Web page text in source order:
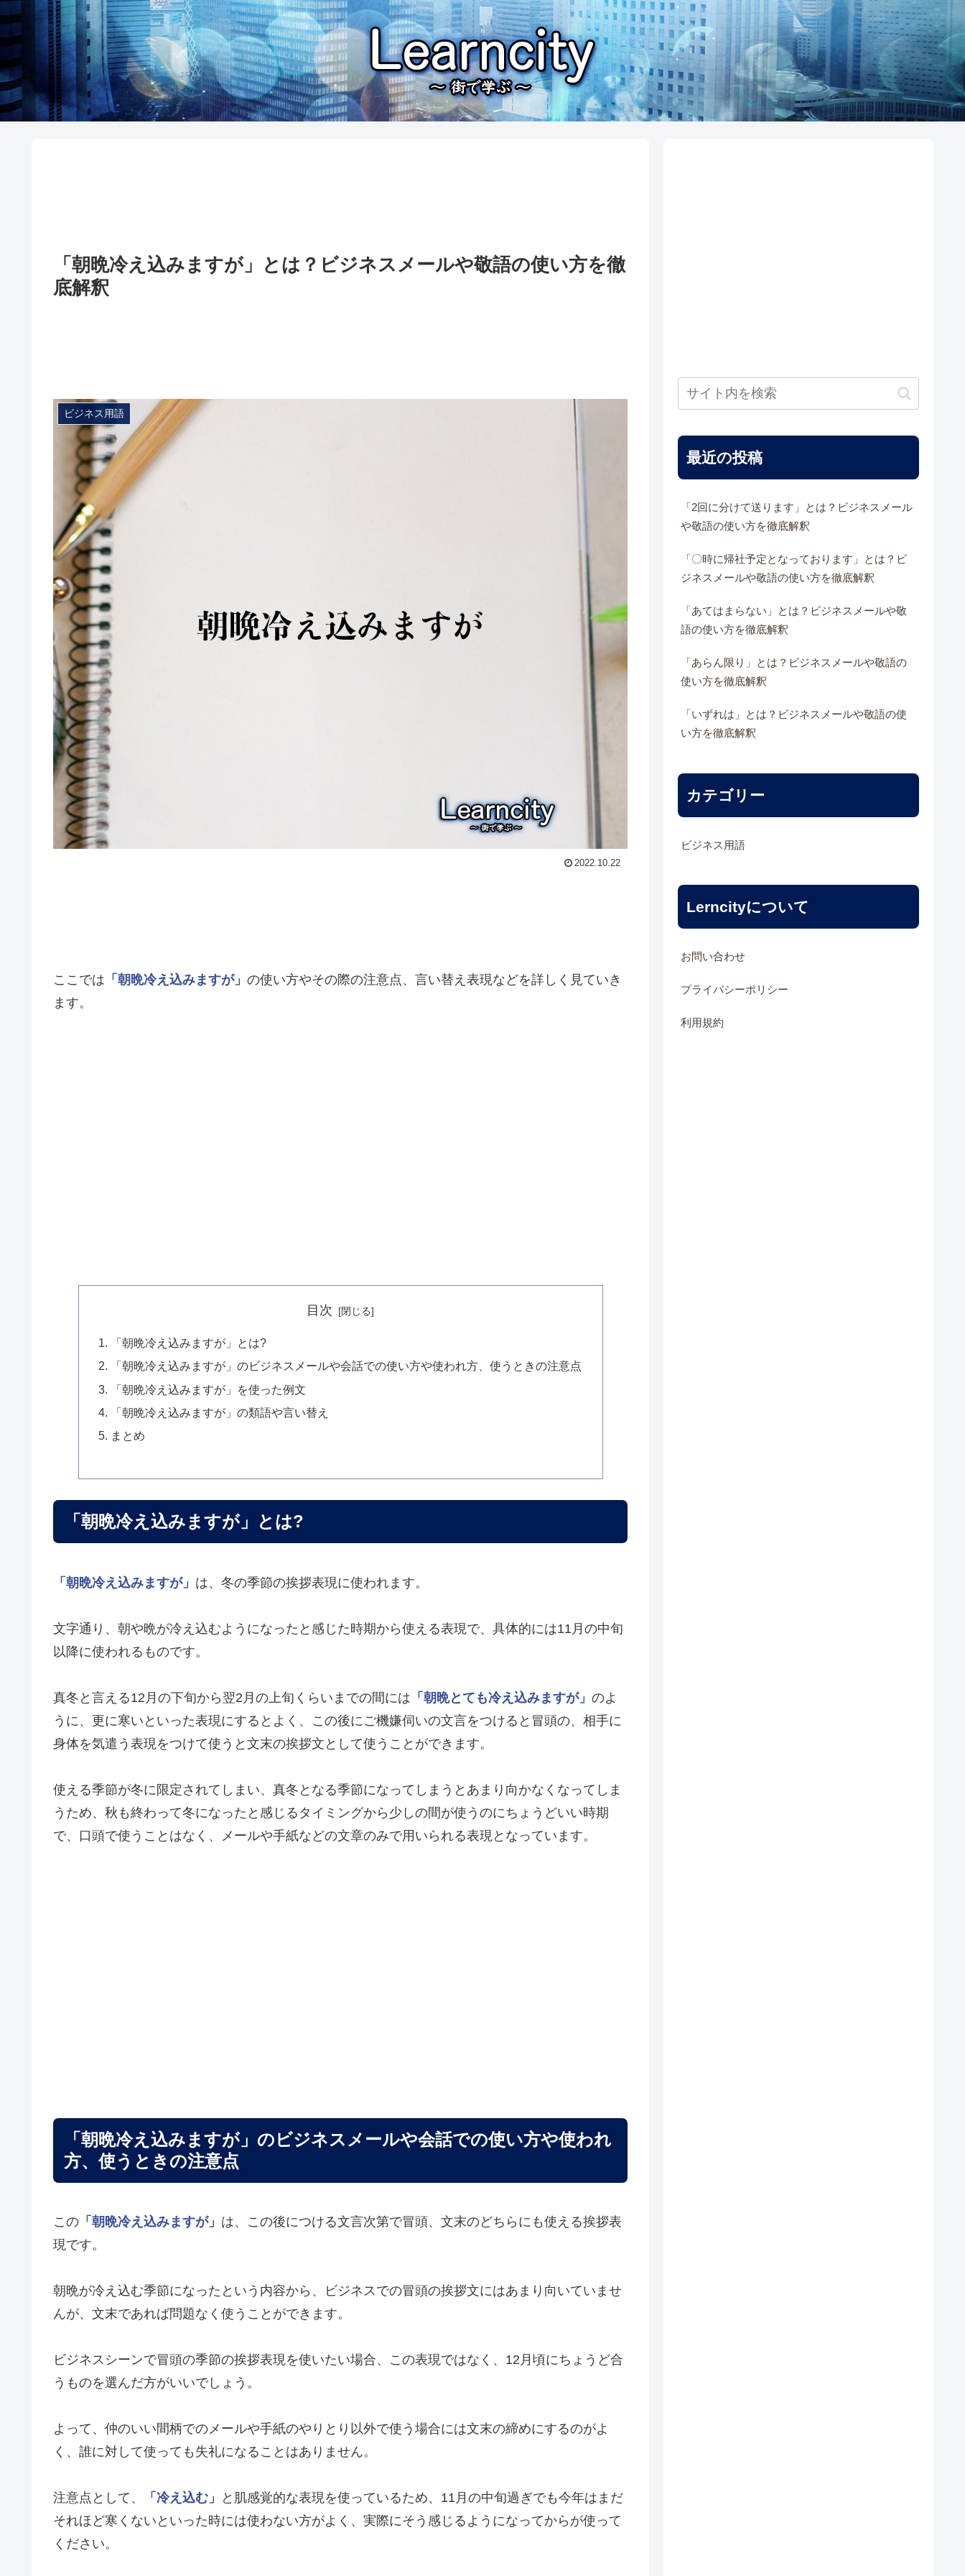
「朝晩冷え込みますが」とは？ビジネスメールや敬語の使い方を徹
底解釈
ビジネス用語
2022.10.22
ここでは 「朝晩冷え込みますが」 の使い方やその際の注意点、言い替え表現などを詳しく見ていき
ます。
目次
「朝晩冷え込みますが」とは?
「朝晩冷え込みますが」のビジネスメールや会話での使い方や使われ方、使うときの注意点
「朝晩冷え込みますが」を使った例文
「朝晩冷え込みますが」の類語や言い替え
まとめ
「朝晩冷え込みますが」とは?
「朝晩冷え込みますが」 は、冬の季節の挨拶表現に使われます。
文字通り、朝や晩が冷え込むようになったと感じた時期から使える表現で、具体的には11月の中旬
以降に使われるものです。
真冬と言える12月の下旬から翌2月の上旬くらいまでの間には 「朝晩とても冷え込みますが」 のよ
うに、更に寒いといった表現にするとよく、この後にご機嫌伺いの文言をつけると冒頭の、相手に
身体を気遣う表現をつけて使うと文末の挨拶文として使うことができます。
使える季節が冬に限定されてしまい、真冬となる季節になってしまうとあまり向かなくなってしま
うため、秋も終わって冬になったと感じるタイミングから少しの間が使うのにちょうどいい時期
で、口頭で使うことはなく、メールや手紙などの文章のみで用いられる表現となっています。
「朝晩冷え込みますが」のビジネスメールや会話での使い方や使われ
方、使うときの注意点
この 「朝晩冷え込みますが」 は、この後につける文言次第で冒頭、文末のどちらにも使える挨拶表
現です。
朝晩が冷え込む季節になったという内容から、ビジネスでの冒頭の挨拶文にはあまり向いていませ
んが、文末であれば問題なく使うことができます。
ビジネスシーンで冒頭の季節の挨拶表現を使いたい場合、この表現ではなく、12月頃にちょうど合
うものを選んだ方がいいでしょう。
よって、仲のいい間柄でのメールや手紙のやりとり以外で使う場合には文末の締めにするのがよ
く、誰に対して使っても失礼になることはありません。
注意点として、 「冷え込む」
と肌感覚的な表現を使っているため、11月の中旬過ぎでも今年はまだ
それほど寒くないといった時には使わない方がよく、実際にそう感じるようになってからが使って
ください。
最近の投稿
「2回に分けて送ります」とは？ビジネスメール
や敬語の使い方を徹底解釈
「〇時に帰社予定となっております」とは？ビ
ジネスメールや敬語の使い方を徹底解釈
「あてはまらない」とは？ビジネスメールや敬
語の使い方を徹底解釈
「あらん限り」とは？ビジネスメールや敬語の
使い方を徹底解釈
「いずれは」とは？ビジネスメールや敬語の使
い方を徹底解釈
カテゴリー
ビジネス用語
Lerncityについて
お問い合わせ
プライバシーポリシー
利用規約